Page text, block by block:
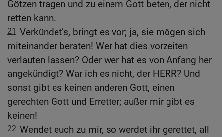
Götzen tragen und zu einem Gott beten, der nicht
retten kann.
21 Verkündet’s, bringt es vor; ja, sie mögen sich
miteinander beraten! Wer hat dies vorzeiten
verlauten lassen? Oder wer hat es von Anfang her
angekündigt? War ich es nicht, der HERR? Und
sonst gibt es keinen anderen Gott, einen
gerechten Gott und Erretter; außer mir gibt es
keinen!
22 Wendet euch zu mir, so werdet ihr gerettet, all